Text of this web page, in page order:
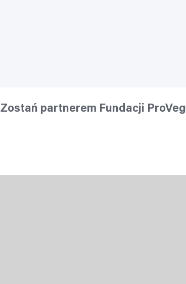
Zostań partnerem Fundacji ProVeg